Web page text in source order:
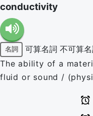
conductivity
名詞 可算名詞 不可算
The ability of a
fluid or sound /